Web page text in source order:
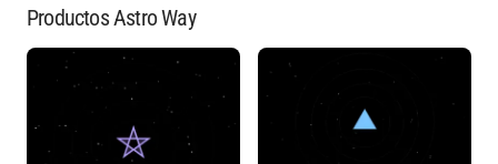
Productos Astro Way